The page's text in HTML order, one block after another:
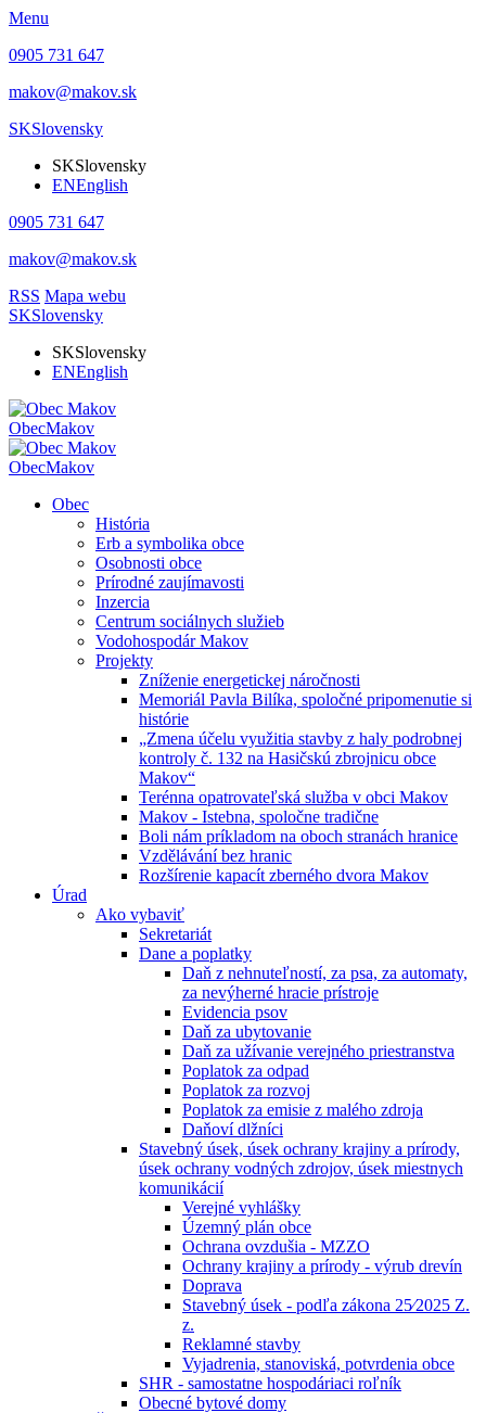
Menu
0905 731 647
makov@makov.sk
SKSlovensky
SKSlovensky
ENEnglish
0905 731 647
makov@makov.sk
RSS Mapa webu
SKSlovensky
SKSlovensky
ENEnglish
ObecMakov
ObecMakov
Obec
História
Erb a symbolika obce
Osobnosti obce
Prírodné zaujímavosti
Inzercia
Centrum sociálnych služieb
Vodohospodár Makov
Projekty
Zníženie energetickej náročnosti
Memoriál Pavla Bilíka, spoločné pripomenutie si
histórie
„Zmena účelu využitia stavby z haly podrobnej
kontroly č. 132 na Hasičskú zbrojnicu obce
Makov“
Terénna opatrovateľská služba v obci Makov
Makov - Istebna, spoločne tradične
Boli nám príkladom na oboch stranách hranice
Vzdělávání bez hranic
Rozšírenie kapacít zberného dvora Makov
Úrad
Ako vybaviť
Sekretariát
Dane a poplatky
Daň z nehnuteľností, za psa, za automaty,
za nevýherné hracie prístroje
Evidencia psov
Daň za ubytovanie
Daň za užívanie verejného priestranstva
Poplatok za odpad
Poplatok za rozvoj
Poplatok za emisie z malého zdroja
Daňoví dlžníci
Stavebný úsek, úsek ochrany krajiny a prírody,
úsek ochrany vodných zdrojov, úsek miestnych
komunikácií
Verejné vyhlášky
Územný plán obce
Ochrana ovzdušia - MZZO
Ochrany krajiny a prírody - výrub drevín
Doprava
Stavebný úsek - podľa zákona 25⁄2025 Z.
z.
Reklamné stavby
Vyjadrenia, stanoviská, potvrdenia obce
SHR - samostatne hospodáriaci roľník
Obecné bytové domy